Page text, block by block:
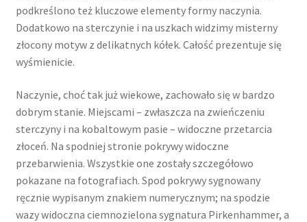
podkreślono też kluczowe elementy formy naczynia.
Dodatkowo na sterczynie i na uszkach widzimy misterny
złocony motyw z delikatnych kółek. Całość prezentuje się
wyśmienicie.
Naczynie, choć tak już wiekowe, zachowało się w bardzo
dobrym stanie. Miejscami – zwłaszcza na zwieńczeniu
sterczyny i na kobaltowym pasie – widoczne przetarcia
złoceń. Na spodniej stronie pokrywy widoczne
przebarwienia. Wszystkie one zostały szczegółowo
pokazane na fotografiach. Spod pokrywy sygnowany
ręcznie wypisanym znakiem numerycznym; na spodzie
wazy widoczna ciemnozielona sygnatura Pirkenhammer, a